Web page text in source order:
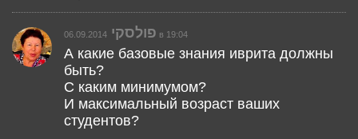
פולסקי 06.09.2014 в 19:04
А какие базовые знания иврита должны
быть?
С каким минимумом?
И максимальный возраст ваших
студентов?